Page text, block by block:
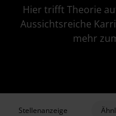
Hier trifft Theorie
Aussichtsreiche
mehr
Stellenanzeige